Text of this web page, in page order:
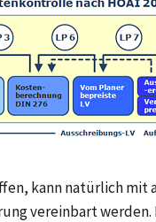
kann natürlich mit
vereinbart werden.